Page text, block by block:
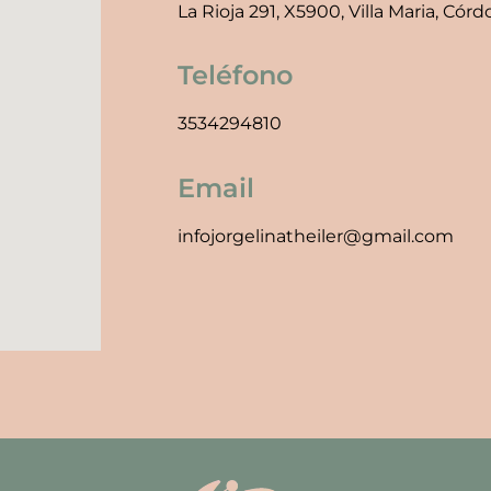
La Rioja 291, X5900, Villa Maria,
Teléfono
3534294810
Email
infojorgelinatheiler@gmail.com